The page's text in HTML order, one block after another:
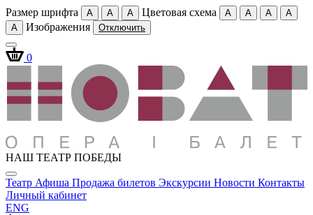
Размер шрифта A A A Цветовая схема A A A
A
A
Изображения Отключить
0
НАШ ТЕАТР ПОБЕДЫ
Театр Афиша Продажа билетов Экскурсии Новости Контакты
Личный кабинет
ENG